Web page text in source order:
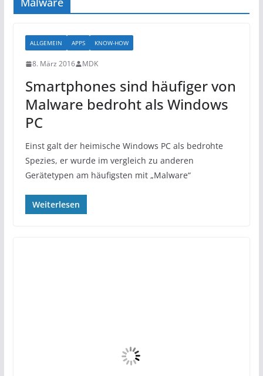
ALLGEMEIN APPS KNOW-HOW
8. März 2016 MDK
Smartphones sind häufiger von
Malware bedroht als Windows
PC
Einst galt der heimische Windows PC als bedrohte
Spezies, er wurde im vergleich zu anderen
Gerätetypen am häufigsten mit „Malware“
Weiterlesen